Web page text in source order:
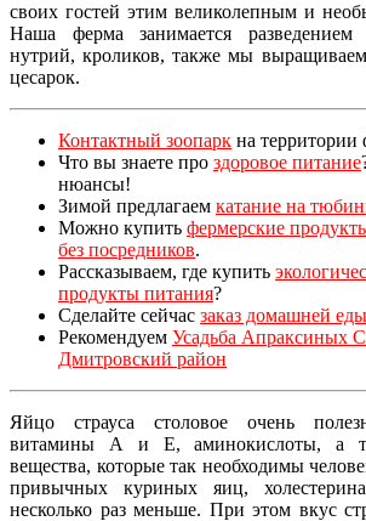
своих гостей этим великолепным и
Наша ферма занимается разведением
нутрий, кроликов, также мы
цесарок.
Контактный зоопарк на
Что вы знаете про здоровое питание
нюансы!
Зимой предлагаем катание на
Можно купить фермерские
без посредников.
Рассказываем, где купить
продукты питания?
Сделайте сейчас заказ домашней еды
Рекомендуем Усадьба Апраксиных
Дмитровский район
Яйцо страуса столовое очень
витамины А и Е, аминокислоты, а
вещества, которые так необходимы
привычных куриных яиц,
несколько раз меньше. При этом вкус